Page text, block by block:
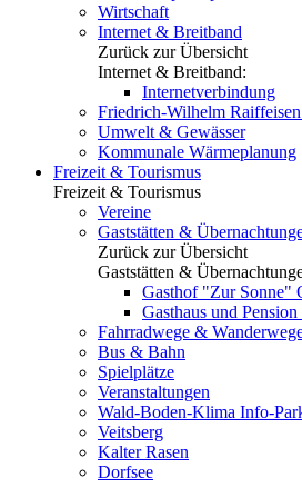
Wirtschaft
Internet & Breitband
Zurück zur Übersicht
Internet & Breitband:
Internetverbindung
Friedrich-Wilhelm
Umwelt & Gewässer
Kommunale Wärmeplanung
Freizeit & Tourismus
Freizeit & Tourismus
Vereine
Gaststätten &
Zurück zur Übersicht
Gaststätten &
Gasthof "Zur Sonne"
Gasthaus und
Fahrradwege &
Bus & Bahn
Spielplätze
Veranstaltungen
Wald-Boden-Klima Info-
Veitsberg
Kalter Rasen
Dorfsee